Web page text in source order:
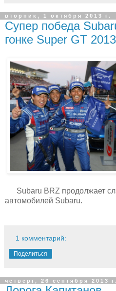
вторник, 1 октября 2013 г.
Супер победа
гонке Super GT 2013
Subaru BRZ продолжает
автомобилей Subaru.
1 комментарий:
Поделиться
четверг, 26 сентября 2013 г.